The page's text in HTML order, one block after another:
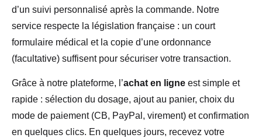
d’un suivi personnalisé après la commande. Notre
service respecte la législation française : un court
formulaire médical et la copie d’une ordonnance
(facultative) suffisent pour sécuriser votre transaction.
Grâce à notre plateforme, l’achat en ligne est simple et
rapide : sélection du dosage, ajout au panier, choix du
mode de paiement (CB, PayPal, virement) et confirmation
en quelques clics. En quelques jours, recevez votre